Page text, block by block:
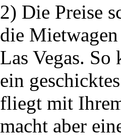
2) Die Preise
die
Las Vegas.
ein
fliegt mit
macht aber